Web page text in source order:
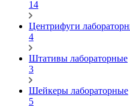
14
Центрифуги
4
Штативы лабораторные
3
Шейкеры лабораторные
5